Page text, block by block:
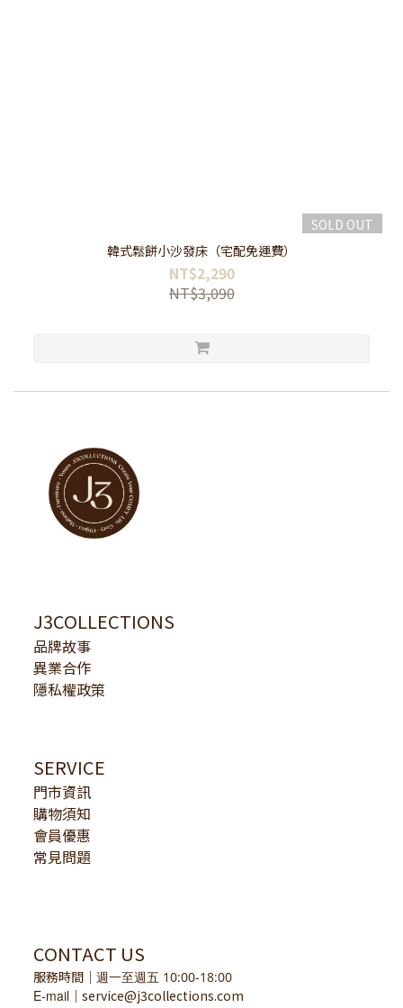
SOLD OUT
韓式鬆餅小沙發床（宅配免運費）
NT$2,290
NT$3,090
J3COLLECTIONS
品牌故事
異業合作
隱私權政策
SERVICE
門市資訊
購物須知
會員優惠
常見問題
CONTACT US
服務時間 ｜ 週一至週五 10:00-18:00
E-mail
service@j3collections.com